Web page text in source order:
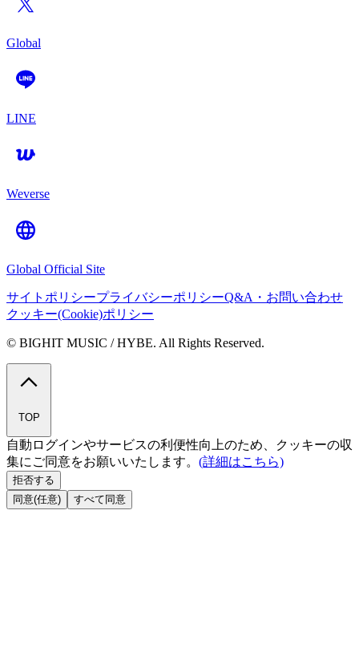
Global
LINE
Weverse
Global Official Site
サイトポリシープライバシーポリシーQ&A・お問い合わせ
クッキー(Cookie)ポリシー
© BIGHIT MUSIC / HYBE. All Rights Reserved.
TOP
自動ログインやサービスの利便性向上のため、クッキーの収
集にご同意をお願いいたします。 (詳細はこちら)
拒否する
同意(任意)
すべて同意